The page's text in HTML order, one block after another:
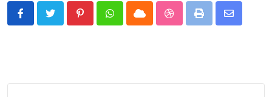
PinterestWhatsappCloud StumbleUpon
Print
Share